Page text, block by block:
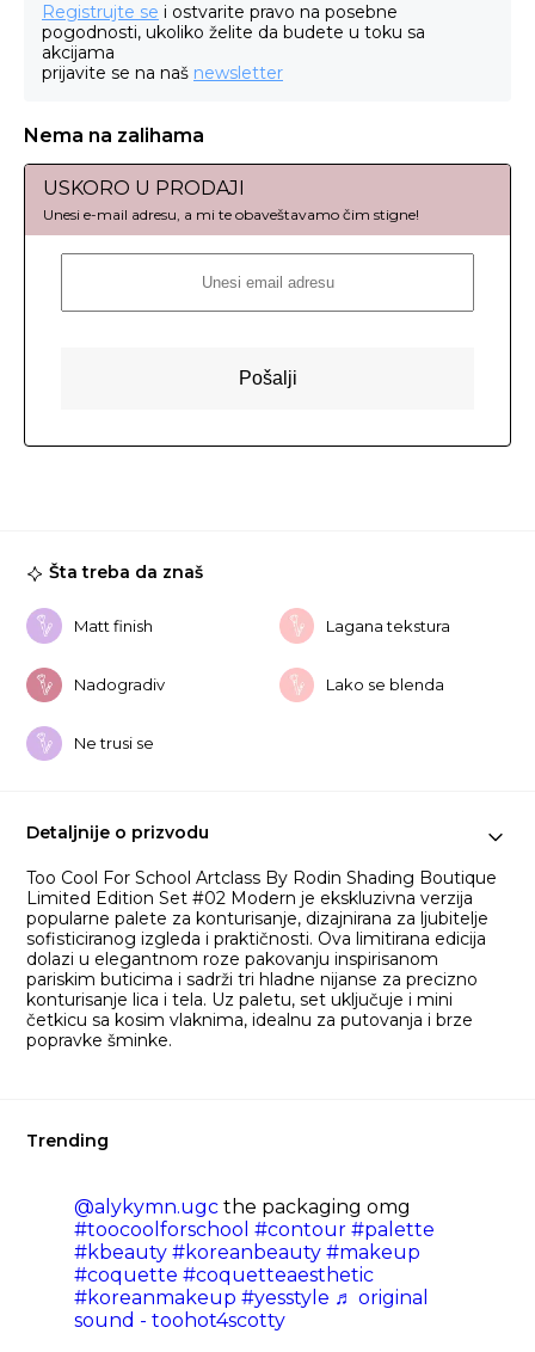
Registrujte se i ostvarite pravo na posebne
pogodnosti, ukoliko želite da budete u toku sa
akcijama
prijavite se na naš newsletter
Nema na zalihama
USKORO U PRODAJI
Šta treba da znaš
Matt finish Lagana tekstura
Nadogradiv Lako se blenda
Ne trusi se
Detaljnije o prizvodu
Too Cool For School Artclass By Rodin Shading Boutique
Limited Edition Set #02 Modern je ekskluzivna verzija
popularne palete za konturisanje, dizajnirana za ljubitelje
sofisticiranog izgleda i praktičnosti. Ova limitirana edicija
dolazi u elegantnom roze pakovanju inspirisanom
pariskim buticima i sadrži tri hladne nijanse za precizno
konturisanje lica i tela. Uz paletu, set uključuje i mini
četkicu sa kosim vlaknima, idealnu za putovanja i brze
popravke šminke.​
Trending
@alykymn.ugc the packaging omg
#toocoolforschool #contour #palette
#kbeauty #koreanbeauty #makeup
#coquette #coquetteaesthetic
#koreanmakeup #yesstyle ♬ original
sound - toohot4scotty